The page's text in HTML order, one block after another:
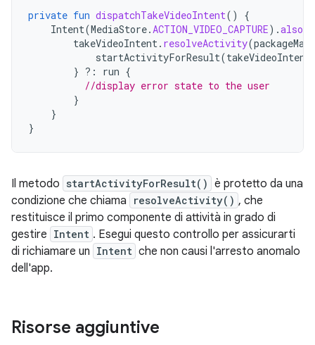
private fun dispatchTakeVideoIntent()
{
Intent(MediaStore.ACTION_VIDEO_CAPTURE).also
takeVideoIntent. resolveActivity(
startActivityForResult(takeVideoIntent
} ?: run {
//display error state to the user
}
}
}
Il metodo startActivityForResult() è protetto da una
condizione che chiama
resolveActivity() , che
restituisce il primo componente di attività in grado di
gestire Intent . Esegui questo controllo per assicurarti
di richiamare un Intent che non causi l'arresto anomalo
dell'app.
Risorse aggiuntive